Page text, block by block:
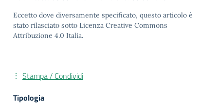
Eccetto dove diversamente specificato, questo articolo è
stato rilasciato sotto Licenza Creative Commons
Attribuzione 4.0 Italia.
Stampa / Condividi
Tipologia